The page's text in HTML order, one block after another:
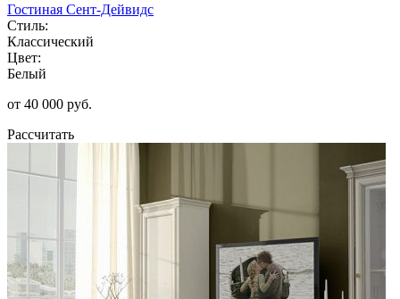
Гостиная Сент-Дейвидс
Стиль:
Классический
Цвет:
Белый
от 40 000 руб.
Рассчитать